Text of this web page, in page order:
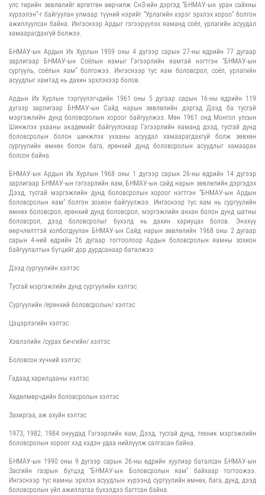
улс төрийн зөвлөлийг өргөтгөн өөрчилж СнЗ-ийн дэргэд “БНМАУ-ын уран сайхны
хүрээлэн”-г байгуулан улмаар түүний нэрийг “Урлагийн хэрэг эрхлэх хороо” болгон
ажиллуулсан байна. Ингэснээр Ардыг гэгээрүүлэх яаманд соёл, урлагийн асуудал
хамаарагдахгүй болжээ.
БНМАУ-ын Ардын Их Хурлын 1959 оны 4 дүгээр сарын 27-ны өдрийн 77 дугаар
зарлигаар БНМАУ-ын Соёлын яамыг Гэгээрлийн яамтай нэгтгэн “БНМАУ-ын
сургууль, соёлын яам” болгожээ. Ингэснээр тус яам боловсрол, соёл, урлагийн
асуудлыг хамтад нь дахин эрхлэхээр болов.
Ардын Их Хурлын тэргүүлэгчдийн 1961 оны 5 дугаар сарын 16-ны өдрийн 119
дүгээр зарлигаар БНМАУ-ын Сайд нарын зөвлөлийн дэргэд Дээд ба тусгай
мэргэжлийн дунд боловсролын хороог байгуулжээ. Мөн 1961 онд Монгол улсын
Шинжлэх ухааны академийг байгуулснаар Гэгээрлийн яаманд дээд, тусгай дунд
боловсролын болон шинжлэх ухааны асуудал хамаарагдахгүй болж зөвхөн
сургуулийн өмнөх болон бага, ерөнхий дунд боловсролын асуудлыг хамаарах
болсон байна.
БНМАУ-ын Ардын Их Хурлын 1968 оны 1 дүгээр сарын 26-ны өдрийн 14 дүгээр
зарлигаар БНМАУ-ын гэгээрлийн яам, БНМАУ-ын сайд нарын зөвлөлийн дэргэдэх
Дээд, тусгай мэргэжлийн дунд боловсролын хороог нэгтгэн “БНМАУ-ын Ардын
боловсролын яам” болгон зохион байгуулжээ. Ингэснээр тус яам нь сургуулийн
өмнөх боловсрол, ерөнхий дунд боловсрол, мэргэжлийн анхан болон дунд шатны
боловсрол, дээд боловсролыг бүхэлд нь дахин хариуцах болов. Энэхүү
өөрчлөлттэй холбогдуулан БНМАУ-ын Сайд нарын зөвлөлийн 1968 оны 2 дугаар
сарын 4-ний өдрийн 26 дугаар тогтоолоор Ардын боловсролын яамны зохион
байгуулалтын бүтцийг дор дурдсанаар баталжээ:
Дээд сургуулийн хэлтэс
Тусгай мэргэжлийн дунд сургуулийн хэлтэс
Сургуулийн /ерөнхий боловсролын/ хэлтэс
Цэцэрлэгийн хэлтэс
Хэвлэлийн /сурах бичгийн/ хэлтэс
Боловсон хүчний хэлтэс
Гадаад харилцааны хэлтэс
Хөдөлмөрчдийн боловсролын хэлтэс
Захиргаа, аж ахуйн хэлтэс
1973, 1982, 1984 онуудад Гэгээрлийн яам, Дээд, тусгай дунд, техник мэргэжлийн
боловсролын хороог хэд хэдэн удаа нийлүүлж салгасан байна.
БНМАУ-ын 1990 оны 9 дүгээр сарын 26-ны өдрийн хуулиар баталсан БНМАУ-ын
Засгийн газрын бүтцэд “БНМАУ-ын Боловсролын яам” байхаар тогтоожээ.
Ингэснээр тус яамны эрхлэх асуудлын хүрээнд сургуулийн өмнөх, бага, дунд, дээд
боловсролын үйл ажиллагаа бүхэлдээ багтсан байна.